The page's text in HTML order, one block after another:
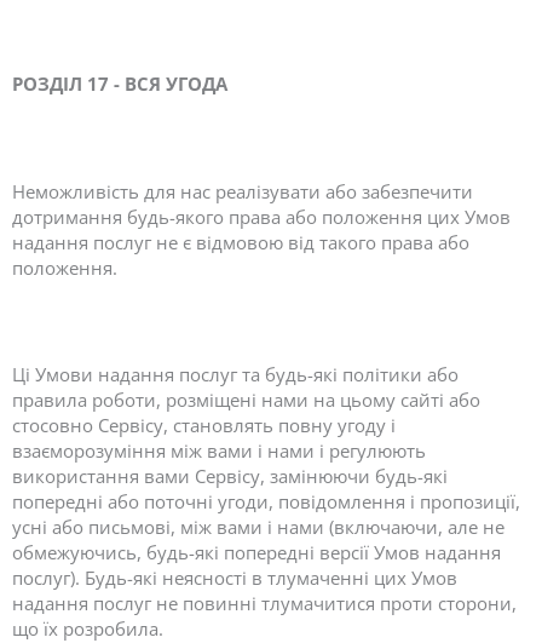
РОЗДІЛ 17 - ВСЯ УГОДА
Неможливість для нас реалізувати або забезпечити
дотримання будь-якого права або положення цих Умов
надання послуг не є відмовою від такого права або
положення.
Ці Умови надання послуг та будь-які політики або
правила роботи, розміщені нами на цьому сайті або
стосовно Сервісу, становлять повну угоду і
взаєморозуміння між вами і нами і регулюють
використання вами Сервісу, замінюючи будь-які
попередні або поточні угоди, повідомлення і пропозиції,
усні або письмові, між вами і нами (включаючи, але не
обмежуючись, будь-які попередні версії Умов надання
послуг). Будь-які неясності в тлумаченні цих Умов
надання послуг не повинні тлумачитися проти сторони,
що їх розробила.